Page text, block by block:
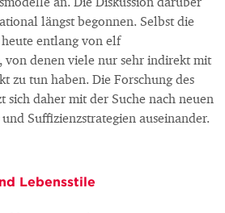
an. Die Diskussion darüber
längst begonnen. Selbst die
heute entlang von elf
von denen viele nur sehr indirekt mit
zu tun haben. Die Forschung des
sich daher mit der Suche nach neuen
Suffizienzstrategien auseinander.
Lebensstile